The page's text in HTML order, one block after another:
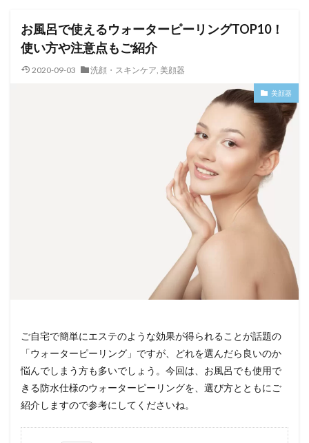
お風呂で使えるウォーターピーリングTOP10！
使い方や注意点もご紹介
2020-09-03 洗顔・スキンケア, 美顔器
美顔器
ご自宅で簡単にエステのような効果が得られることが話題の
「ウォーターピーリング」ですが、どれを選んだら良いのか
悩んでしまう方も多いでしょう。今回は、お風呂でも使用で
きる防水仕様のウォーターピーリングを、選び方とともにご
紹介しますので参考にしてくださいね。